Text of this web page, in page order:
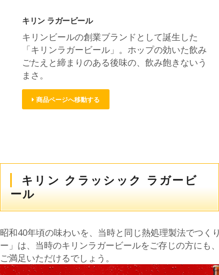
キリン ラガービール
キリンビールの創業ブランドとして誕生した
「キリンラガービール」。ホップの効いた飲み
ごたえと締まりのある後味の、飲み飽きないう
まさ。
商品ページへ移動する
キリン クラッシック ラガービ
ール
昭和40年頃の味わいを、当時と同じ熱処理製法でつく
ー」は、当時のキリンラガービールをご存じの方にも
ご満足いただけるでしょう。